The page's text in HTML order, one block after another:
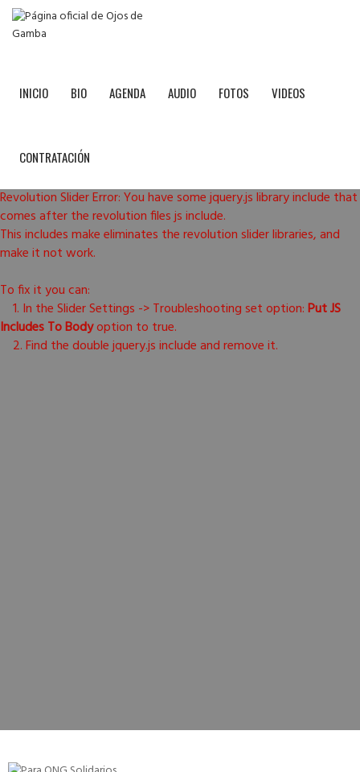
INICIO BIO AGENDA AUDIO FOTOS VIDEOS
CONTRATACIÓN
Revolution Slider Error: You have some jquery.js library include that
comes after the revolution files js include.
This includes make eliminates the revolution slider libraries, and
make it not work.
To fix it you can:
1. In the Slider Settings -> Troubleshooting set option:Put JS
Includes To Bodyoption to true.
2. Find the double jquery.js include and remove it.